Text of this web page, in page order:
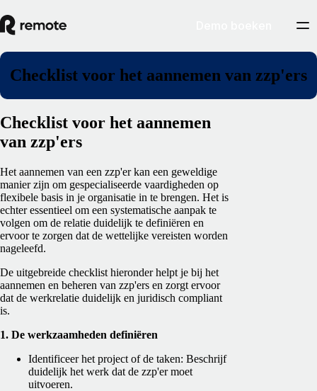
Checklist voor het aannemen van zzp'ers
Checklist voor het aannemen
van zzp'ers
Het aannemen van een zzp'er kan een geweldige
manier zijn om gespecialiseerde vaardigheden op
flexibele basis in je organisatie in te brengen. Het is
echter essentieel om een systematische aanpak te
volgen om de relatie duidelijk te definiëren en
ervoor te zorgen dat de wettelijke vereisten worden
nageleefd.
De uitgebreide checklist hieronder helpt je bij het
aannemen en beheren van zzp'ers en zorgt ervoor
dat de werkrelatie duidelijk en juridisch compliant
is.
1. De werkzaamheden definiëren
Identificeer het project of de taken: Beschrijf
duidelijk het werk dat de zzp'er moet
uitvoeren.